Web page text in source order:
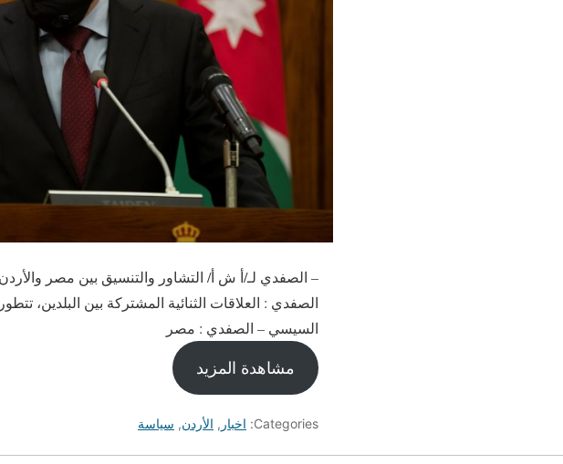
– الصفدي لـ/أ ش أ/ التشاور والتنسيق بين مصر
الصفدي : العلاقات الثنائية المشتركة بين البلدين،
السيسي – الصفدي : مصر
مشاهدة المزيد
Categories: اخبار , الأردن, سياسة